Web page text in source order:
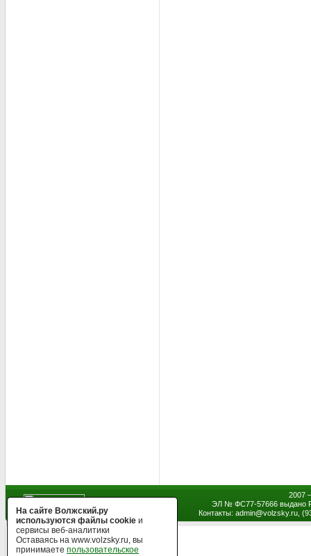
2007
ЭЛ № ФС77-57666 выдано
Контакты: admin@volzsky.ru,
На сайте Волжский.ру
используются файлы cookie и
сервисы веб-аналитики
Оставаясь на www.volzsky.ru, вы
принимаете пользовательское